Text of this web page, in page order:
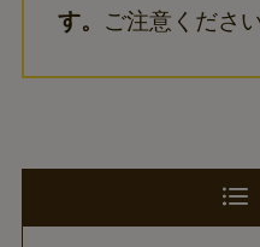
す。 ご注意ください